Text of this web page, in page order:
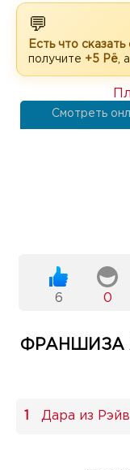
💬
Есть что сказать
получите +5 Рё ,
Смотреть
6 0
ФРАНШИЗА
Дара из